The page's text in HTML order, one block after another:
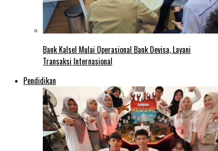
Bank Kalsel Mulai Operasional Bank Devisa, Layani
Transaksi Internasional
Pendidikan